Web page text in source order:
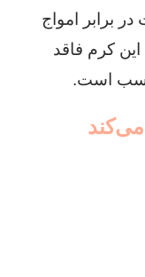
برابر امواج
کرم فاقد
است.